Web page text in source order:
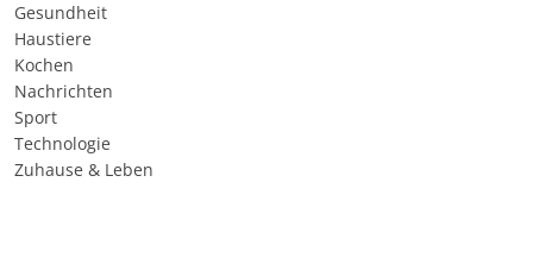
Gesundheit
Haustiere
Kochen
Nachrichten
Sport
Technologie
Zuhause & Leben